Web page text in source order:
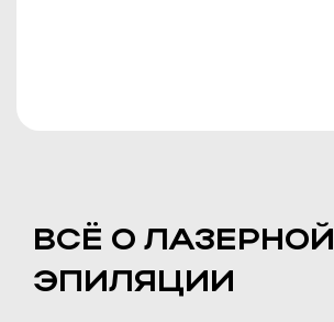
ВСЁ О ЛАЗЕРНОЙ
ЭПИЛЯЦИИ